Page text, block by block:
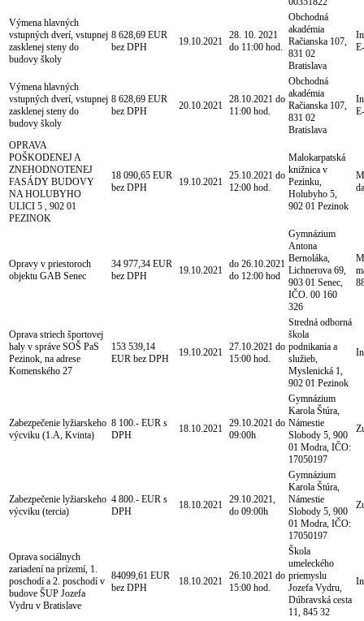
Výmena hlavných
vstupných dverí, vstupnej
zasklenej steny do
budovy školy
8 628,69 EUR
bez DPH
19.10.2021
28. 10. 2021
do 11:00 hod.
Obchodná
akadémia
Račianska 107,
831 02
Bratislava
Výmena hlavných
vstupných dverí, vstupnej
zasklenej steny do
budovy školy
8 628,69 EUR
bez DPH
20.10.2021
28.10.2021 do
11:00 hod.
Obchodná
akadémia
Račianska 107,
831 02
Bratislava
OPRAVA
POŠKODENEJ A
ZNEHODNOTENEJ
FASÁDY BUDOVY
NA HOLUBYHO
ULICI 5 , 902 01
PEZINOK
18 090,65 EUR
bez DPH
19.10.2021
25.10.2021 do
12:00 hod.
Malokarpatská
knižnica v
Pezinku,
Holubyho 5,
902 01 Pezinok
Opravy v priestoroch
objektu GAB Senec
34 977,34 EUR
bez DPH
19.10.2021
do 26.10.2021
do 12:00 hod
Gymnázium
Antona
Bernoláka,
Lichnerova 69,
903 01 Senec,
IČO. 00 160
326
Oprava striech športovej
haly v správe SOŠ PaS
Pezinok, na adrese
Komenského 27
153 539,14
EUR bez DPH
19.10.2021 27.10.2021 do
15:00 hod.
Stredná odborná
škola
podnikania a
služieb,
Myslenická 1,
902 01 Pezinok
Zabezpečenie lyžiarskeho
výcviku (1.A, Kvinta)
8 100.- EUR s
DPH
18.10.2021 29.10.2021 do
09:00h
Gymnázium
Karola Štúra,
Námestie
Slobody 5, 900
01 Modra, IČO:
17050197
Zabezpečenie lyžiarskeho
výcviku (tercia)
4 800.- EUR s
DPH
18.10.2021 29.10.2021,
do 09:00h
Gymnázium
Karola Štúra,
Námestie
Slobody 5, 900
01 Modra, IČO:
17050197
Oprava sociálnych
zariadení na prízemí, 1.
poschodí a 2. poschodí v
budove ŠUP Jozefa
Vydru v Bratislave
84099,61 EUR
bez DPH
18.10.2021 26.10.2021 do
15:00 hod.
Škola
umeleckého
priemyslu
Jozefa Vydru,
Dúbravská cesta
11, 845 32